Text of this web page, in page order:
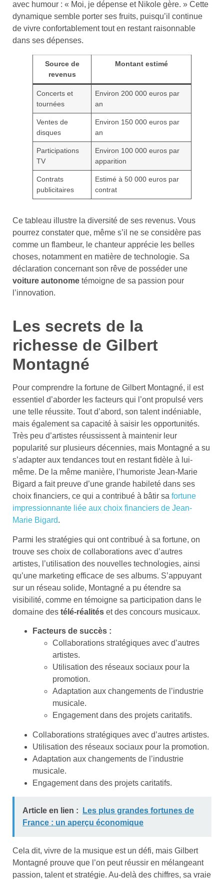
avec humour : « Moi, je dépense et Nikole gère. » Cette
dynamique semble porter ses fruits, puisqu’il continue
de vivre confortablement tout en restant raisonnable
dans ses dépenses.
Source de
revenus
Montant estimé
Concerts et
tournées
Environ 200 000 euros par
an
Ventes de
disques
Environ 150 000 euros par
an
Participations
TV
Environ 100 000 euros par
apparition
Contrats
publicitaires
Estimé à 50 000 euros par
contrat
Ce tableau illustre la diversité de ses revenus. Vous
pourrez constater que, même s’il ne se considère pas
comme un flambeur, le chanteur apprécie les belles
choses, notamment en matière de technologie. Sa
déclaration concernant son rêve de posséder une
voiture autonome témoigne de sa passion pour
l’innovation.
Les secrets de la
richesse de Gilbert
Montagné
Pour comprendre la fortune de Gilbert Montagné, il est
essentiel d’aborder les facteurs qui l’ont propulsé vers
une telle réussite. Tout d’abord, son talent indéniable,
mais également sa capacité à saisir les opportunités.
Très peu d’artistes réussissent à maintenir leur
popularité sur plusieurs décennies, mais Montagné a su
s’adapter aux tendances tout en restant fidèle à lui-
même. De la même manière, l’humoriste Jean-Marie
Bigard a fait preuve d’une grande habileté dans ses
choix financiers, ce qui a contribué à bâtir sa fortune
impressionnante liée aux choix financiers de Jean-
Marie Bigard.
Parmi les stratégies qui ont contribué à sa fortune, on
trouve ses choix de collaborations avec d’autres
artistes, l’utilisation des nouvelles technologies, ainsi
qu’une marketing efficace de ses albums. S’appuyant
sur un réseau solide, Montagné a pu étendre sa
visibilité, comme en témoigne sa participation dans le
domaine des télé-réalités et des concours musicaux.
Facteurs de succès :
Collaborations stratégiques avec d’autres
artistes.
Utilisation des réseaux sociaux pour la
promotion.
Adaptation aux changements de l’industrie
musicale.
Engagement dans des projets caritatifs.
Collaborations stratégiques avec d’autres artistes.
Utilisation des réseaux sociaux pour la promotion.
Adaptation aux changements de l’industrie
musicale.
Engagement dans des projets caritatifs.
Article en lien :
Les plus grandes fortunes de
France : un aperçu économique
Cela dit, vivre de la musique est un défi, mais Gilbert
Montagné prouve que l’on peut réussir en mélangeant
passion, talent et stratégie. Au-delà des chiffres, sa vraie